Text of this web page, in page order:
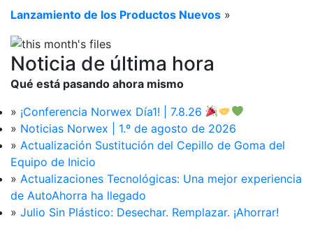
Lanzamiento de los Productos Nuevos »
Noticia de última hora
Qué está pasando ahora mismo
» ¡Conferencia Norwex Día1! | 7.8.26
» Noticias Norwex | 1.º de agosto de 2026
» Actualización Sustitución del Cepillo de Goma del
Equipo de Inicio
» Actualizaciones Tecnológicas: Una mejor experiencia
de AutoAhorra ha llegado
» Julio Sin Plástico: Desechar. Remplazar. ¡Ahorrar!